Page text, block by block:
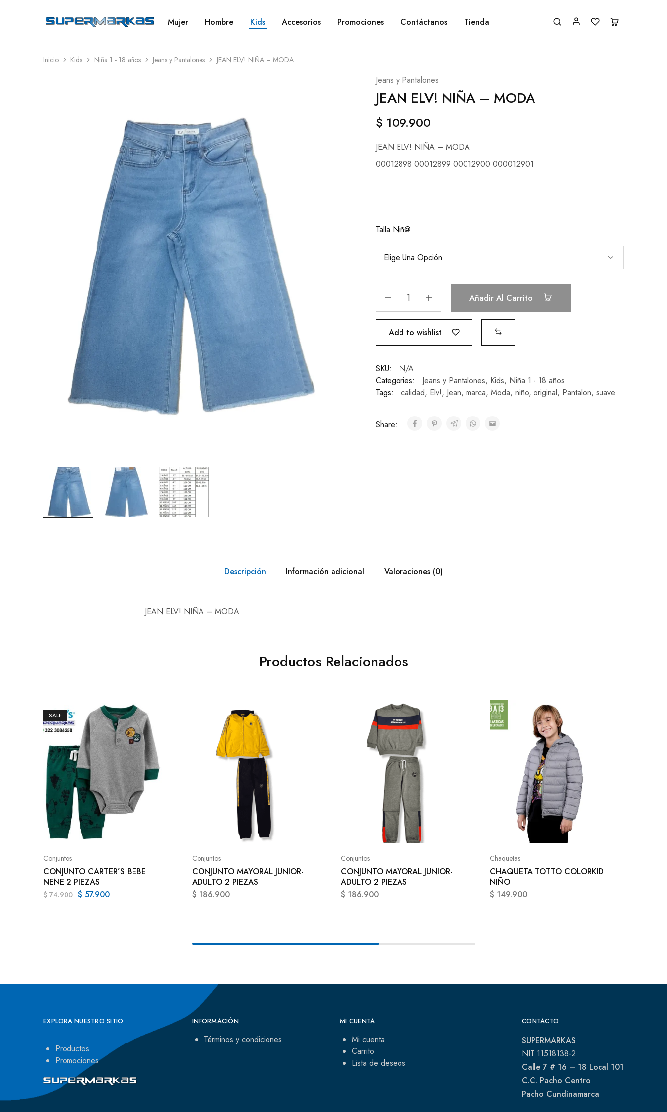
SuperMarkas
Ropa
Envío
gratis*
Mujer Hombre Kids Accesorios Promociones Contáctanos Tienda
Inicio Kids Niña 1 - 18 años Jeans y Pantalones JEAN ELV! NIÑA – MODA
Jeans y Pantalones
JEAN ELV! NIÑA – MODA
$ 109.900
JEAN ELV! NIÑA – MODA
00012898 00012899 00012900 000012901
Talla Niñ@
Añadir Al Carrito
Add to wishlist
SKU:
N/A
Categories:
Jeans y Pantalones, Kids, Niña 1 - 18 años
Tags:
calidad, Elv!, Jean, marca, Moda, niño, original, Pantalon, suave
Share:
Descripción Información adicional Valoraciones (0)
JEAN ELV! NIÑA – MODA
Productos Relacionados
SALE
Conjuntos
CONJUNTO CARTER’S BEBE
NENE 2 PIEZAS
$74.900 $ 57.900
Conjuntos
CONJUNTO MAYORAL JUNIOR-
ADULTO 2 PIEZAS
$ 186.900
Conjuntos
CONJUNTO MAYORAL JUNIOR-
ADULTO 2 PIEZAS
$ 186.900
Chaquetas
CHAQUETA TOTTO COLORKID
NIÑO
$ 149.900
EXPLORA NUESTRO SITIO
Productos
Promociones
INFORMACIÓN
Términos y condiciones
MI CUENTA
Mi cuenta
Carrito
Lista de deseos
CONTACTO
SUPERMARKAS
NIT 11518138-2
Calle 7 # 16 – 18 Local 101
C.C. Pacho Centro
Pacho Cundinamarca